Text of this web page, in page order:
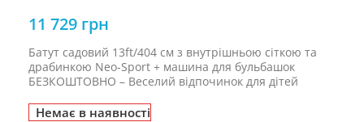
11 729 грн
Батут садовий 13ft/404 см з внутрішньою сіткою та
драбинкою Neo-Sport + машина для бульбашок
БЕЗКОШТОВНО – Веселий відпочинок для дітей
Немає в наявності